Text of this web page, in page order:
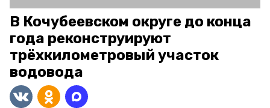
В Кочубеевском округе до конца
года реконструируют
трёхкилометровый участок
водовода